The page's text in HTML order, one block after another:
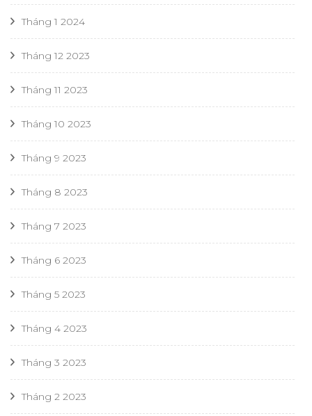
Tháng 1 2024
Tháng 12 2023
Tháng 11 2023
Tháng 10 2023
Tháng 9 2023
Tháng 8 2023
Tháng 7 2023
Tháng 6 2023
Tháng 5 2023
Tháng 4 2023
Tháng 3 2023
Tháng 2 2023